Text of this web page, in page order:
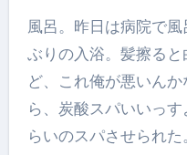
風呂。昨日は病院で
ぶりの入浴。髪擦る
ど、これ俺が悪いん
ら、炭酸スパいいっ
らいのスパさせられた